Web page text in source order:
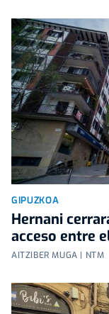
GIPUZKOA
Hernani
acceso entre
AITZIBER MUGA | NTM